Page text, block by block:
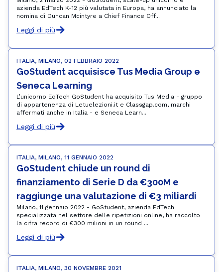
azienda EdTech K-12 più valutata in Europa, ha annunciato la
nomina di Duncan Mcintyre a Chief Finance Off...
Leggi di più
ITALIA, MILANO, 02 FEBBRAIO 2022
GoStudent acquisisce Tus Media Group e
Seneca Learning
L’unicorno EdTech GoStudent ha acquisito Tus Media - gruppo
di appartenenza di Letuelezioni.it e Classgap.com, marchi
affermati anche in Italia - e Seneca Learn...
Leggi di più
ITALIA, MILANO, 11 GENNAIO 2022
GoStudent chiude un round di
finanziamento di Serie D da €300M e
raggiunge una valutazione di €3 miliardi
Milano, 11 gennaio 2022 - GoStudent, azienda EdTech
specializzata nel settore delle ripetizioni online, ha raccolto
la cifra record di €300 milioni in un round ...
Leggi di più
ITALIA, MILANO, 30 NOVEMBRE 2021